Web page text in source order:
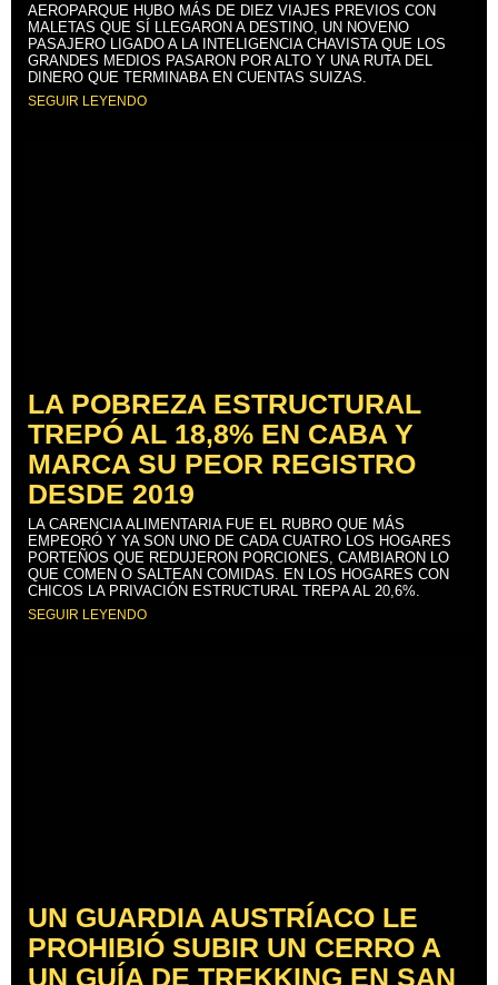
AEROPARQUE HUBO MÁS DE DIEZ VIAJES PREVIOS CON
MALETAS QUE SÍ LLEGARON A DESTINO, UN NOVENO
PASAJERO LIGADO A LA INTELIGENCIA CHAVISTA QUE LOS
GRANDES MEDIOS PASARON POR ALTO Y UNA RUTA DEL
DINERO QUE TERMINABA EN CUENTAS SUIZAS.
SEGUIR LEYENDO
LA POBREZA ESTRUCTURAL
TREPÓ AL 18,8% EN CABA Y
MARCA SU PEOR REGISTRO
DESDE 2019
LA CARENCIA ALIMENTARIA FUE EL RUBRO QUE MÁS
EMPEORÓ Y YA SON UNO DE CADA CUATRO LOS HOGARES
PORTEÑOS QUE REDUJERON PORCIONES, CAMBIARON LO
QUE COMEN O SALTEAN COMIDAS. EN LOS HOGARES CON
CHICOS LA PRIVACIÓN ESTRUCTURAL TREPA AL 20,6%.
SEGUIR LEYENDO
UN GUARDIA AUSTRÍACO LE
PROHIBIÓ SUBIR UN CERRO A
UN GUÍA DE TREKKING EN SAN